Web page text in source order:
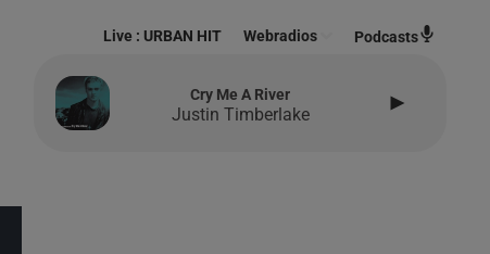
Live : URBAN HIT Webradios Podcasts
Cry Me A River
Justin Timberlake